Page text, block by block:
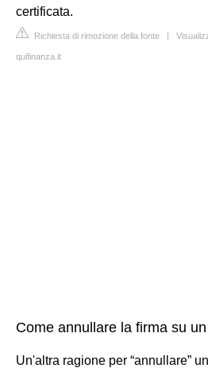
certificata.
Richiesta di rimozione della fonte |
quifinanza.it
Come annullare la firma su
Un'altra ragione per “annullare”